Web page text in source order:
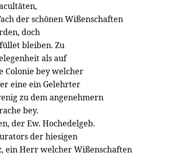
der schönen Wißenschaften
doch
bleiben. Zu
als auf
Colonie bey welcher
eine ein Gelehrter
zu dem angenehmern
bey.
der Ew. Hochedelgeb.
der hiesigen
ein Herr welcher Wißenschaften